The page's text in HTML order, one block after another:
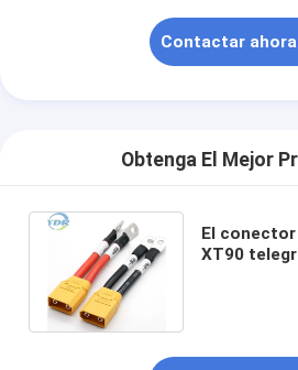
Contactar ahora
Obtenga El Mejor
El
XT90